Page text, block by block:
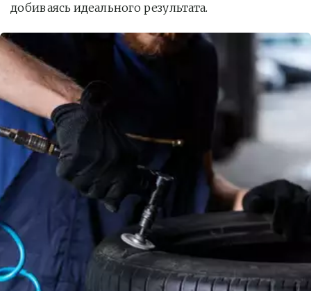
добиваясь идеального результата.